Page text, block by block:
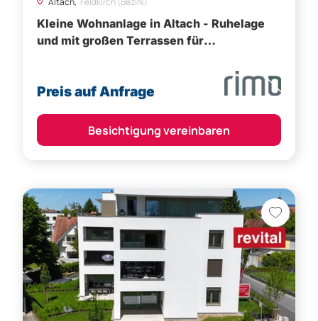
Kleine Wohnanlage in Altach - Ruhelage
und mit großen Terrassen für
Preis auf Anfrage
Besichtigung vereinbaren